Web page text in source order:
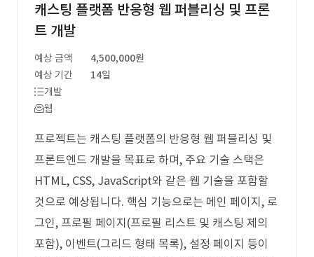
캐스팅 플랫폼 반응형 웹 퍼블리싱 및 프론
트 개발
예상 금액
4,500,000원
예상 기간
14일
개발
웹
프로젝트는 캐스팅 플랫폼의 반응형 웹 퍼블리싱 및
프론트엔드 개발을 목표로 하며, 주요 기술 스택은
HTML, CSS, JavaScript와 같은 웹 기술을 포함할
것으로 예상됩니다. 핵심 기능으로는 메인 페이지, 로
그인, 프로필 페이지(프로필 리스트 및 캐스팅 제의
포함), 이벤트(그리드 형태 목록), 설정 페이지 등이